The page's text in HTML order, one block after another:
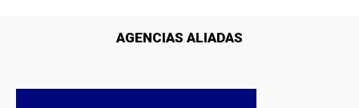
AGENCIAS ALIADAS